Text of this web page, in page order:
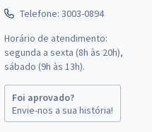
do Estado do Amazonas -
de Analista Legislativo -
à vista
26,65
Telefone: 3003-0894
Horário de atendimento:
segunda a sexta (8h às 20h),
sábado (9h às 13h).
Foi aprovado?
Envie-nos a sua história!